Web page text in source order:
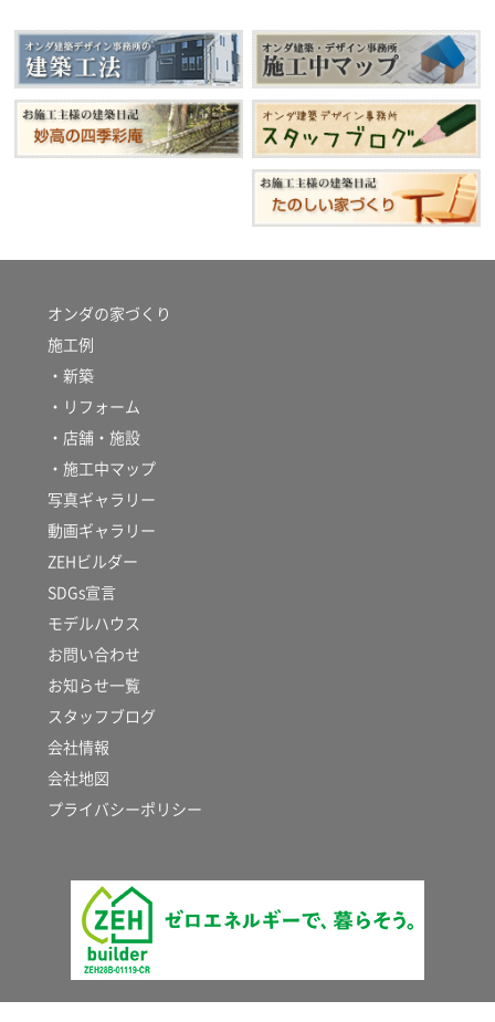
オンダの家づくり
施工例
・新築
・リフォーム
・店舗・施設
・施工中マップ
写真ギャラリー
動画ギャラリー
ZEHビルダー
SDGs宣言
モデルハウス
お問い合わせ
お知らせ一覧
スタッフブログ
会社情報
会社地図
プライバシーポリシー